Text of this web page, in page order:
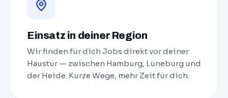
Einsatz in deiner Region
Wir finden für dich Jobs direkt vor deiner
Haustür — zwischen Hamburg, Lüneburg und
der Heide. Kurze Wege, mehr Zeit für dich.